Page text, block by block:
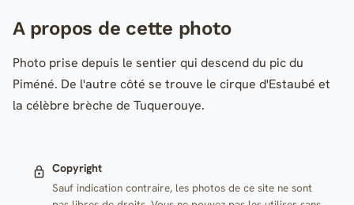
A propos de cette photo
Photo prise depuis le sentier qui descend du pic du
Piméné. De l'autre côté se trouve le cirque d'Estaubé et
la célèbre brèche de Tuquerouye.
Copyright
Sauf indication contraire, les photos de ce site ne sont